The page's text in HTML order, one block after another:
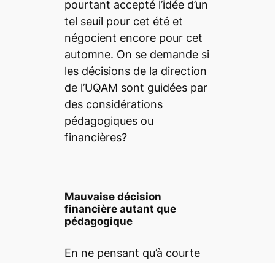
pourtant accepté l’idée d’un
tel seuil pour cet été et
négocient encore pour cet
automne. On se demande si
les décisions de la direction
de l’UQAM sont guidées par
des considérations
pédagogiques ou
financières?
Mauvaise décision
financière autant que
pédagogique
En ne pensant qu’à courte